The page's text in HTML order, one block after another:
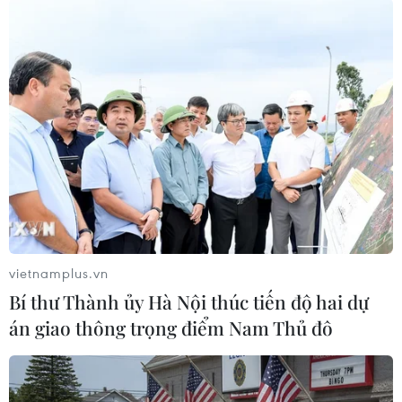
#Tuyển Bồ Đào Nha
#Play-off
Anh Bồ Đào Nha
Theo dõi VietnamPlus
vietnamplus.vn
Bí thư Thành ủy Hà Nội thúc tiến độ hai dự
án giao thông trọng điểm Nam Thủ đô